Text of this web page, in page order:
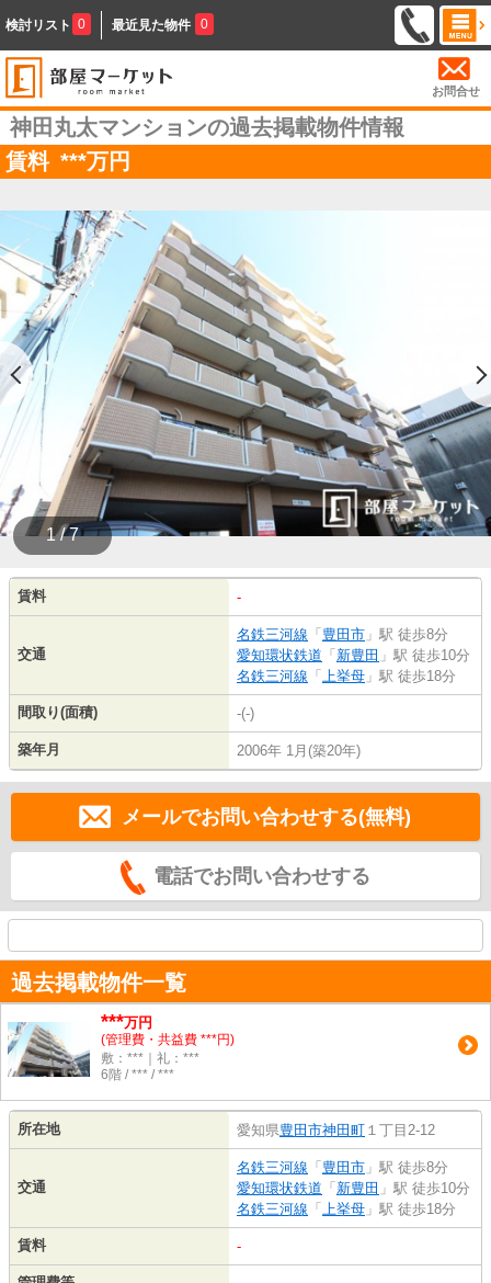
検討リスト 0 最近見た物件 0
お問合せ
神田丸太マンションの過去掲載物件情報
賃料 ***万円
1 / 7
賃料 -
交通
名鉄三河線 「 豊田市 」駅 徒歩8分
愛知環状鉄道 「 新豊田 」駅 徒歩10分
名鉄三河線 「 上挙母 」駅 徒歩18分
間取り(面積) -(-)
築年月 2006年 1月(築20年)
メールでお問い合わせする(無料)
電話でお問い合わせする
過去掲載物件一覧
***万円
(管理費・共益費 ***円)
敷：***｜礼：***
6階 / *** / ***
所在地 愛知県豊田市神田町 １丁目2-12
交通
名鉄三河線 「 豊田市 」駅 徒歩8分
愛知環状鉄道 「 新豊田 」駅 徒歩10分
名鉄三河線 「 上挙母 」駅 徒歩18分
賃料 -